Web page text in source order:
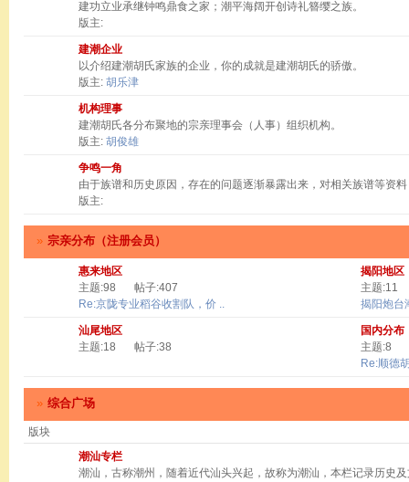
建功立业承继钟鸣鼎食之家；潮平海阔开创诗礼簪缨之族。
版主:
建潮企业
以介绍建潮胡氏家族的企业，你的成就是建潮胡氏的骄傲。
版主: 胡乐津
机构理事
建潮胡氏各分布聚地的宗亲理事会（人事）组织机构。
版主: 胡俊雄
争鸣一角
由于族谱和历史原因，存在的问题逐渐暴露出来，对相关族谱等资
版主:
» 宗亲分布（注册会员）
惠来地区
主题:98
帖子:407
Re:京陇专业稻谷收割队，价 ..
揭阳地区
主题:11
揭阳炮台
汕尾地区
主题:18
帖子:38
国内分布
主题:8
Re:顺德
» 综合广场
版块
潮汕专栏
潮汕，古称潮州，随着近代汕头兴起，故称为潮汕，本栏记录历史